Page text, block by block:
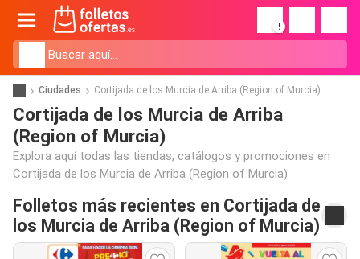
!
Ciudades Cortijada de los Murcia de Arriba (Region of Murcia)
Cortijada de los Murcia de Arriba
(Region of Murcia)
Explora aquí todas las tiendas, catálogos y promociones en
Cortijada de los Murcia de Arriba (Region of Murcia)
Folletos más recientes en Cortijada de
los Murcia de Arriba (Region of Murcia)